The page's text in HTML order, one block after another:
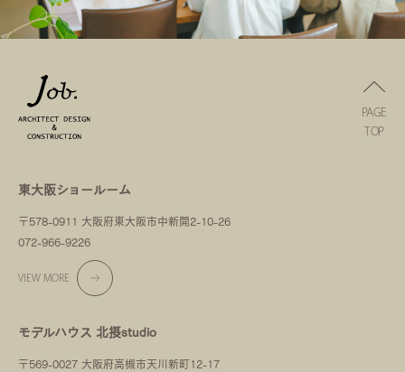
東大阪ショールーム
〒578-0911 大阪府東大阪市中新開2-10-26
072-966-9226
VIEW MORE
モデルハウス 北摂studio
〒569-0027 大阪府高槻市天川新町12-17
PAGE
TOP